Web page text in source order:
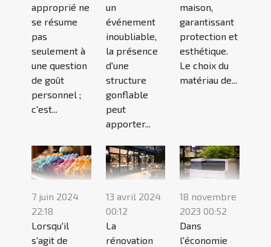
approprié ne
se résume
pas
seulement à
une question
de goût
personnel ;
c'est...
un
événement
inoubliable,
la présence
d'une
structure
gonflable
peut
apporter...
maison,
garantissant
protection et
esthétique.
Le choix du
matériau de...
7 juin 2024
22:18
Lorsqu'il
s'agit de
13 avril 2024
00:12
La
rénovation
18 novembre
2023 00:52
Dans
l'économie